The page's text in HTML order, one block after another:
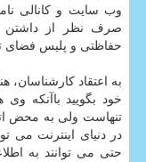
وب سایت و كانالی
صرف نظر از داشتن
حفاظتی و پلیس فضای
به اعتقاد كارشناسان،
خود بگویید باآنكه
تنهاست ولی به محض
در دنیای اینترنت می
حتی می توانند به